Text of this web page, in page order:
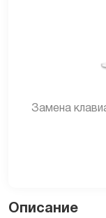
Замена
Описание